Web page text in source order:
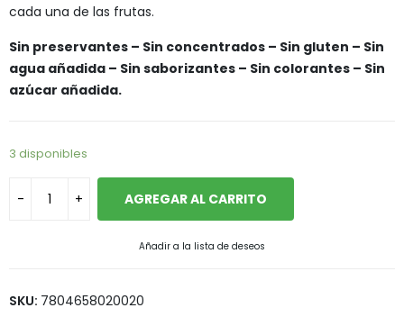
cada una de las frutas.
Sin preservantes – Sin concentrados – Sin gluten – Sin
agua añadida – Sin saborizantes – Sin colorantes – Sin
azúcar añadida.
3 disponibles
AGREGAR AL CARRITO
Añadir a la lista de deseos
SKU: 7804658020020